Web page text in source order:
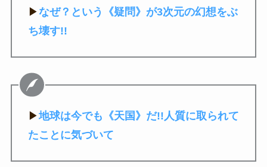
▶なぜ？という《疑問》が3次元の幻想をぶ
ち壊す!!
▶地球は今でも《天国》だ!!人質に取られて
たことに気づいて